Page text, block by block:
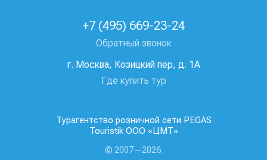
Турагентство розничной сети PEGAS
Touristik ООО «ЦМТ»
© 2007—2026.
+7 (495) 669-23-24
Обратный звонок
г. Москва, Козицкий пер, д. 1А
Где купить тур